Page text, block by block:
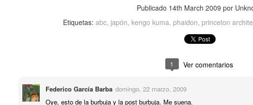
Publicado 14th March 2009 por
Etiquetas: abc japón kengo kuma phaidon princeton
1 Ver comentarios
Federico García Barba domingo, 22 marzo, 2009
Oye, esto de la burbuja y la post burbuja. Me suena.
CONFERENCIA SCA (BUENOS AIRES), 7
AGOSTO, 19.00 h.